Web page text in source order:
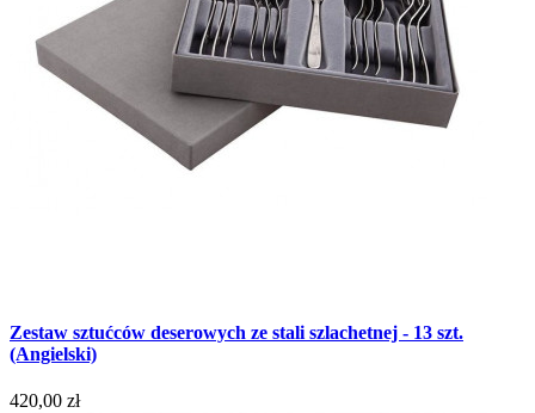
Zestaw sztućców deserowych ze stali szlachetnej - 13 szt.
(Angielski)
420,00 zł